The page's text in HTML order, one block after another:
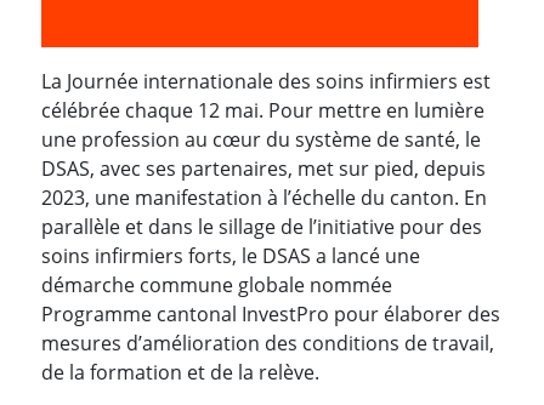
La Journée internationale des soins infirmiers est
célébrée chaque 12 mai. Pour mettre en lumière
une profession au cœur du système de santé, le
DSAS, avec ses partenaires, met sur pied, depuis
2023, une manifestation à l’échelle du canton. En
parallèle et dans le sillage de l’initiative pour des
soins infirmiers forts, le DSAS a lancé une
démarche commune globale nommée
Programme cantonal InvestPro pour élaborer des
mesures d’amélioration des conditions de travail,
de la formation et de la relève.